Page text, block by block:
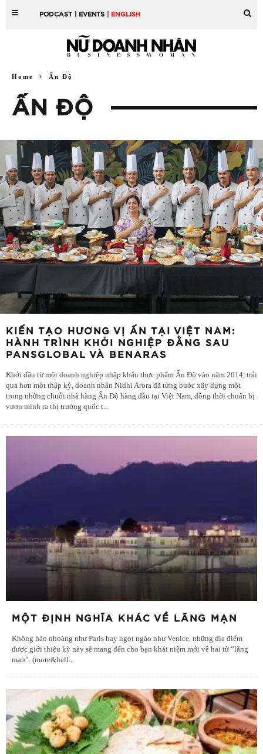
PODCAST | EVENTS | ENGLISH
Home Ấn Độ
ẤN ĐỘ
KIẾN TẠO HƯƠNG VỊ ẤN TẠI VIỆT NAM:
HÀNH TRÌNH KHỞI NGHIỆP ĐẰNG SAU
PANSGLOBAL VÀ BENARAS
Khởi đầu từ một doanh nghiệp nhập khẩu thực phẩm Ấn Độ vào năm 2014, trải
qua hơn một thập kỷ, doanh nhân Nidhi Arora đã từng bước xây dựng một
trong những chuỗi nhà hàng Ấn Độ hàng đầu tại Việt Nam, đồng thời chuẩn bị
vươn mình ra thị trường quốc t...
MỘT ĐỊNH NGHĨA KHÁC VỀ LÃNG MẠN
Không hào nhoáng như Paris hay ngọt ngào như Venice, những địa điểm
được giới thiệu kỳ này sẽ mang đến cho bạn khái niệm mới về hai từ “lãng
mạn”. (more&hell...